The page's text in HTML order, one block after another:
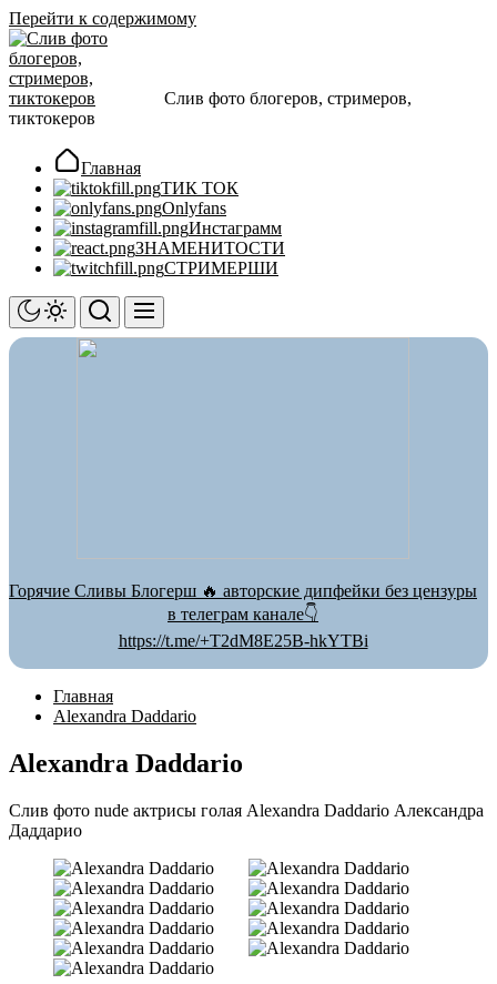
Перейти к содержимому
Слив фото блогеров, стримеров,
тиктокеров
Главная
ТИК ТОК
Onlyfans
Инстаграмм
ЗНАМЕНИТОСТИ
СТРИМЕРШИ
Горячие Сливы Блогерш 🔥 авторские дипфейки без цензуры
в телеграм канале👇
https://t.me/+T2dM8E25B-hkYTBi
Главная
Alexandra Daddario
Alexandra Daddario
Слив фото nude актрисы голая Alexandra Daddario Александра
Даддарио